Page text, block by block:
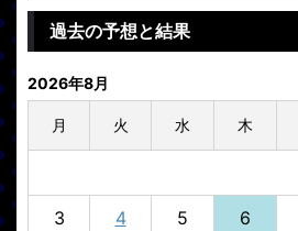
過去の予想と結果
2026年8月
月 火 水 木
3 4 5 6